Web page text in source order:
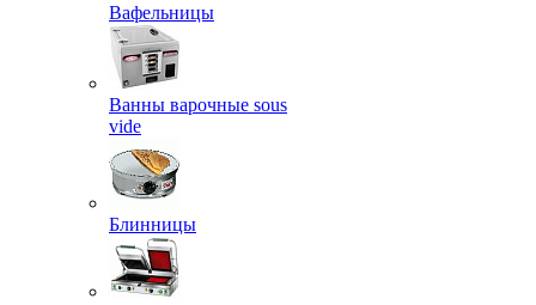
Вафельницы
Ванны варочные sous
vide
Блинницы